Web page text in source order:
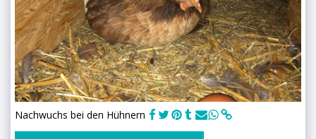
Nachwuchs bei den Hühnern